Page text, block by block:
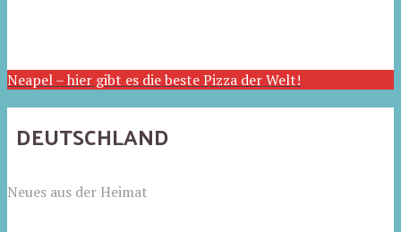
Neapel – hier gibt es die beste Pizza der Welt!
DEUTSCHLAND
Neues aus der Heimat